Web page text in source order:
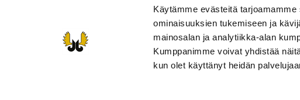
Käytämme evästeitä
ominaisuuksien tukemiseen ja
mainosalan ja analytiikka-alan
Kumppanimme voivat yhdistää
kun olet käyttänyt heidän
Oma
Lupa-